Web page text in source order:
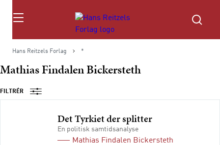
Søg
Hans Reitzels Forlag *
Mathias Findalen Bickersteth
FILTRÉR
Det Tyrkiet der splitter
En politisk samtidsanalyse
Mathias Findalen Bickersteth